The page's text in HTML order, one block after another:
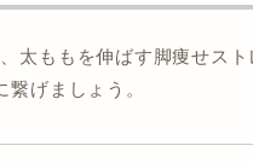
太ももを伸ばす脚痩せスト
げましょう。